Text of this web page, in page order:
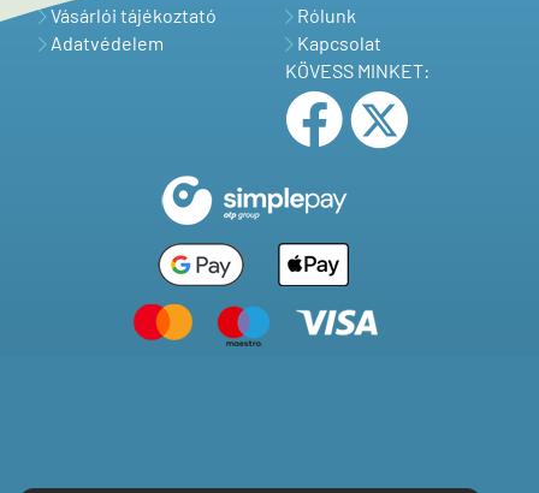
Vásárlói tájékoztató
Adatvédelem
Rólunk
Kapcsolat
KÖVESS MINKET: